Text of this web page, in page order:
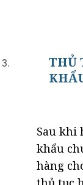
THỦ
Sau khi
khẩu
hàng